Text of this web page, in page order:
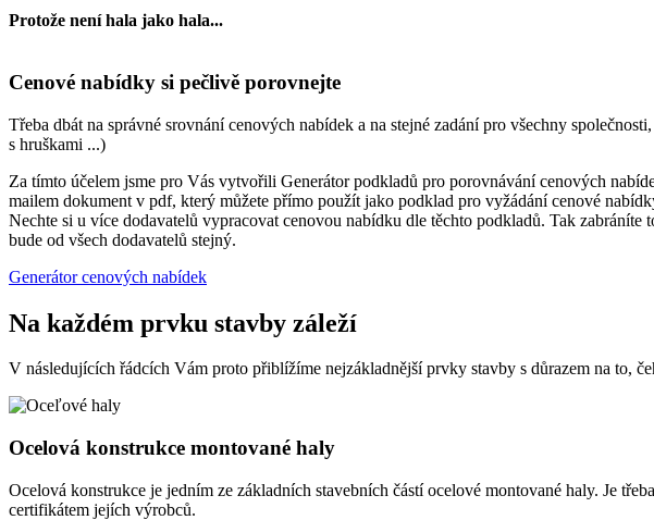
Protože není hala jako hala...
Cenové nabídky si pečlivě porovnejte
Třeba dbát na správné srovnání cenových nabídek a na stejné zadání pro všechny
s hruškami ...)
Za tímto účelem jsme pro Vás vytvořili Generátor podkladů pro porovnávání cenových
mailem dokument v pdf, který můžete přímo použít jako podklad pro vyžádání cenové
Nechte si u více dodavatelů vypracovat cenovou nabídku dle těchto podkladů. Tak
bude od všech dodavatelů stejný.
Generátor cenových nabídek
Na každém prvku stavby záleží
V následujících řádcích Vám proto přiblížíme nejzákladnější prvky stavby s důrazem na to,
Ocelová konstrukce montované haly
Ocelová konstrukce je jedním ze základních stavebních částí ocelové montované haly. Je
certifikátem jejích výrobců.